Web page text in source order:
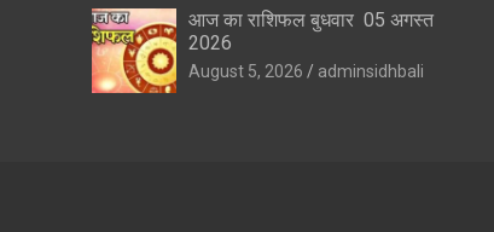
आज का राशिफल बुधवार 05 अगस्त
2026
August 5, 2026 adminsidhbali